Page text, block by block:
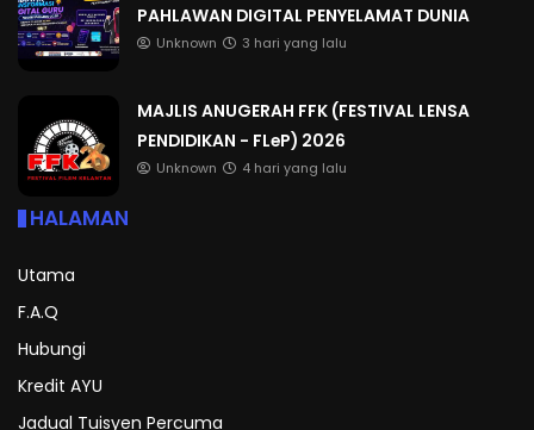
PAHLAWAN DIGITAL PENYELAMAT DUNIA
Unknown 3 hari yang lalu
MAJLIS ANUGERAH FFK (FESTIVAL LENSA
PENDIDIKAN - FLeP) 2026
Unknown 4 hari yang lalu
HALAMAN
Utama
F.A.Q
Hubungi
Kredit AYU
Jadual Tuisyen Percuma